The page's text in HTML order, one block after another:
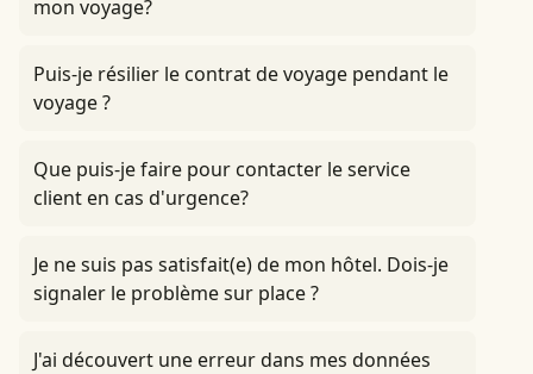
mon voyage?
Puis-je résilier le contrat de voyage pendant le
voyage ?
Que puis-je faire pour contacter le service
client en cas d'urgence?
Je ne suis pas satisfait(e) de mon hôtel. Dois-je
signaler le problème sur place ?
J'ai découvert une erreur dans mes données